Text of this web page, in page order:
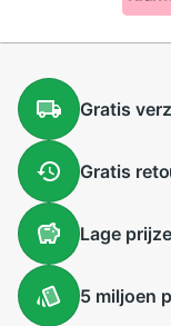
Gratis
Gratis
Lage
5 miljoen